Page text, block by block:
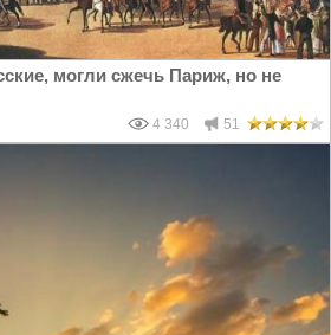
могли сжечь Париж, но не
4 340 51